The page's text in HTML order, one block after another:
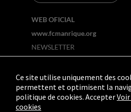
WEB OFICIAL
www.fcmanrique.org
NEWSLETTER
Ce site utilise uniquement des
permettent et optimisent la
politique de cookies. Accepter
cookies